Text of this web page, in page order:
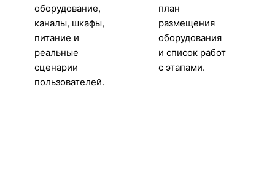
оборудование,
каналы, шкафы,
питание и
реальные
сценарии
пользователей.
план
размещения
оборудования
и список работ
с этапами.